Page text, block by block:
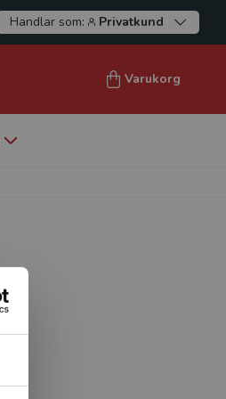
Handlar som: Privatkund
Varukorg